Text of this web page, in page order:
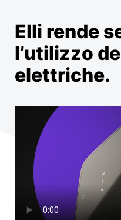
Elli rende
l’utilizzo
elettriche.